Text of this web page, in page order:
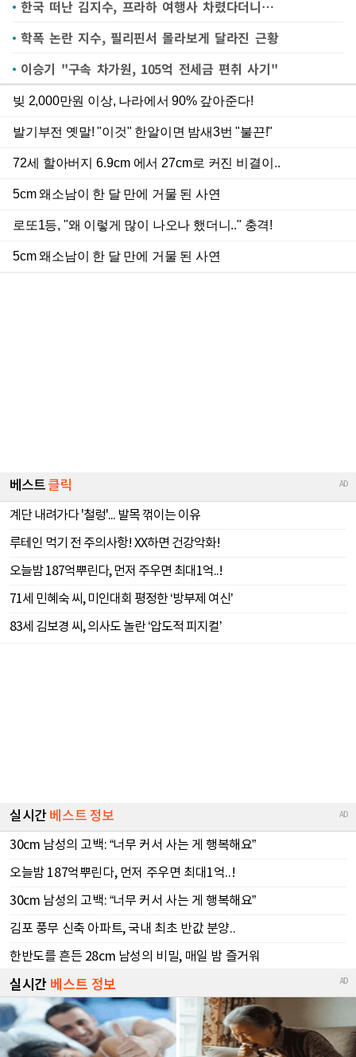
한국 떠난 김지수, 프라하 여행사 차렸다더니…
학폭 논란 지수, 필리핀서 몰라보게 달라진 근황
이승기 "구속 차가원, 105억 전세금 편취 사기"